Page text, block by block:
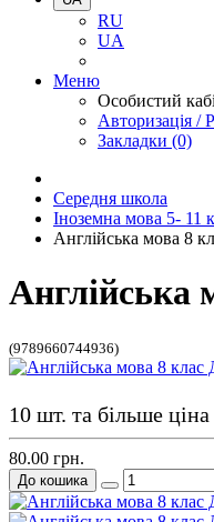
RU
UA
Меню
Особистий
Авторизація /
Закладки (0)
Середня школа
Іноземна мова 5- 11
Англійська мова 8
Англійська
(9789660744936)
10 шт. та більше ціна
80.00 грн.
До кошика